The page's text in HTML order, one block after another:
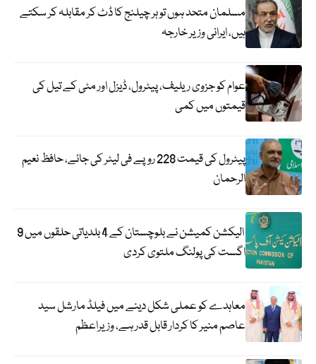
مسلمان متحد ہوں تو ہر چیلنج کا ڈٹ کر مقابلہ کر سکتے
ہیں، ایرانی وزیر خارجہ
عوام کو جزوی ریلیف، پیٹرول، ڈیزل اور مٹی کے تیل کی
قیمتوں میں کمی
پیٹرول کی قیمت 228 روپے فی لیٹر کی جائے، حافظ نعیم
الرحمان
الیکشن کمیشن نے بلوچستان کے 4 بلدیاتی حلقوں میں 9
اگست کی پولنگ ملتوی کردی
معاہدے کو عملی شکل دینے میں فیلڈ مارشل سید
عاصم منیر کا کردار قابل قدر ہے، وزیراعظم